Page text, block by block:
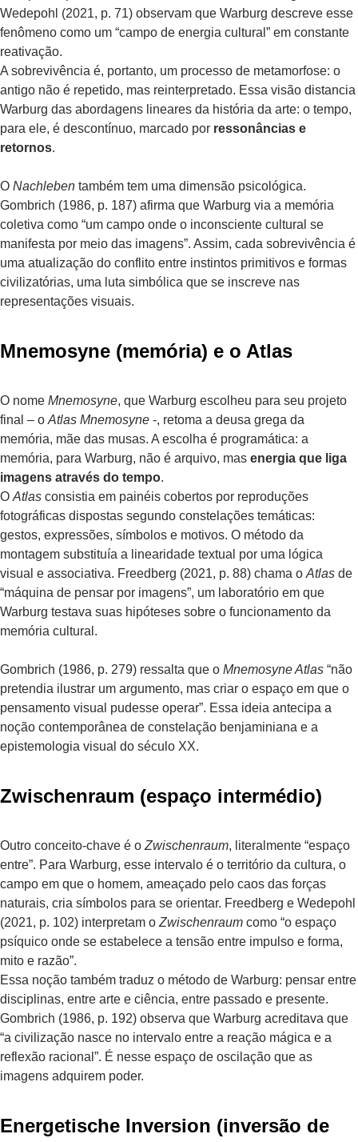
Wedepohl (2021, p. 71) observam que Warburg descreve esse
fenômeno como um “campo de energia cultural” em constante
reativação.
A sobrevivência é, portanto, um processo de metamorfose: o
antigo não é repetido, mas reinterpretado. Essa visão distancia
Warburg das abordagens lineares da história da arte: o tempo,
para ele, é descontínuo, marcado por ressonâncias e
retornos.
O Nachleben também tem uma dimensão psicológica.
Gombrich (1986, p. 187) afirma que Warburg via a memória
coletiva como “um campo onde o inconsciente cultural se
manifesta por meio das imagens”. Assim, cada sobrevivência é
uma atualização do conflito entre instintos primitivos e formas
civilizatórias, uma luta simbólica que se inscreve nas
representações visuais.
Mnemosyne (memória) e o Atlas
O nome Mnemosyne, que Warburg escolheu para seu projeto
final – o Atlas Mnemosyne -, retoma a deusa grega da
memória, mãe das musas. A escolha é programática: a
memória, para Warburg, não é arquivo, mas energia que liga
imagens através do tempo.
O Atlas consistia em painéis cobertos por reproduções
fotográficas dispostas segundo constelações temáticas:
gestos, expressões, símbolos e motivos. O método da
montagem substituía a linearidade textual por uma lógica
visual e associativa. Freedberg (2021, p. 88) chama o Atlas de
“máquina de pensar por imagens”, um laboratório em que
Warburg testava suas hipóteses sobre o funcionamento da
memória cultural.
Gombrich (1986, p. 279) ressalta que o Mnemosyne Atlas “não
pretendia ilustrar um argumento, mas criar o espaço em que o
pensamento visual pudesse operar”. Essa ideia antecipa a
noção contemporânea de constelação benjaminiana e a
epistemologia visual do século XX.
Zwischenraum (espaço intermédio)
Outro conceito-chave é o Zwischenraum, literalmente “espaço
entre”. Para Warburg, esse intervalo é o território da cultura, o
campo em que o homem, ameaçado pelo caos das forças
naturais, cria símbolos para se orientar. Freedberg e Wedepohl
(2021, p. 102) interpretam o Zwischenraum como “o espaço
psíquico onde se estabelece a tensão entre impulso e forma,
mito e razão”.
Essa noção também traduz o método de Warburg: pensar entre
disciplinas, entre arte e ciência, entre passado e presente.
Gombrich (1986, p. 192) observa que Warburg acreditava que
“a civilização nasce no intervalo entre a reação mágica e a
reflexão racional”. É nesse espaço de oscilação que as
imagens adquirem poder.
Energetische Inversion (inversão de